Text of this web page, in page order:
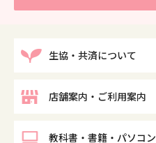
生協・共済について
店舗案内・ご利用案内
教科書・書籍・パソコン